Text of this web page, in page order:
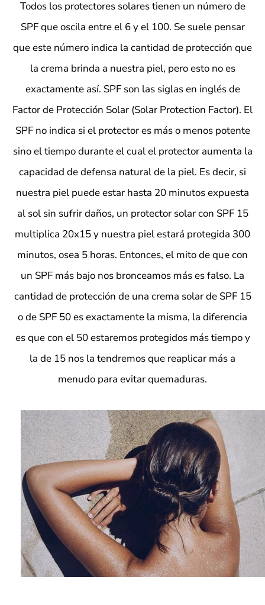
Todos los protectores solares tienen un número de
SPF que oscila entre el 6 y el 100. Se suele pensar
que este número indica la cantidad de protección que
la crema brinda a nuestra piel, pero esto no es
exactamente así. SPF son las siglas en inglés de
Factor de Protección Solar (Solar Protection Factor). El
SPF no indica si el protector es más o menos potente
sinoel tiempo durante el cual el protector aumenta la
capacidad de defensa natural de la piel. Es decir, si
nuestra piel puede estar hasta 20 minutos expuesta
al sol sin sufrir daños, un protector solar con SPF 15
multiplica 20x15 y nuestra piel estará protegida 300
minutos, osea 5 horas. Entonces, el mito de que con
un SPF más bajo nos bronceamos más esfalso. La
cantidad de protección de una crema solar de SPF 15
o de SPF 50 esexactamente la misma, la diferencia
es que con el 50 estaremos protegidos más tiempo y
la de 15 nos la tendremos que reaplicar más a
menudo para evitar quemaduras.